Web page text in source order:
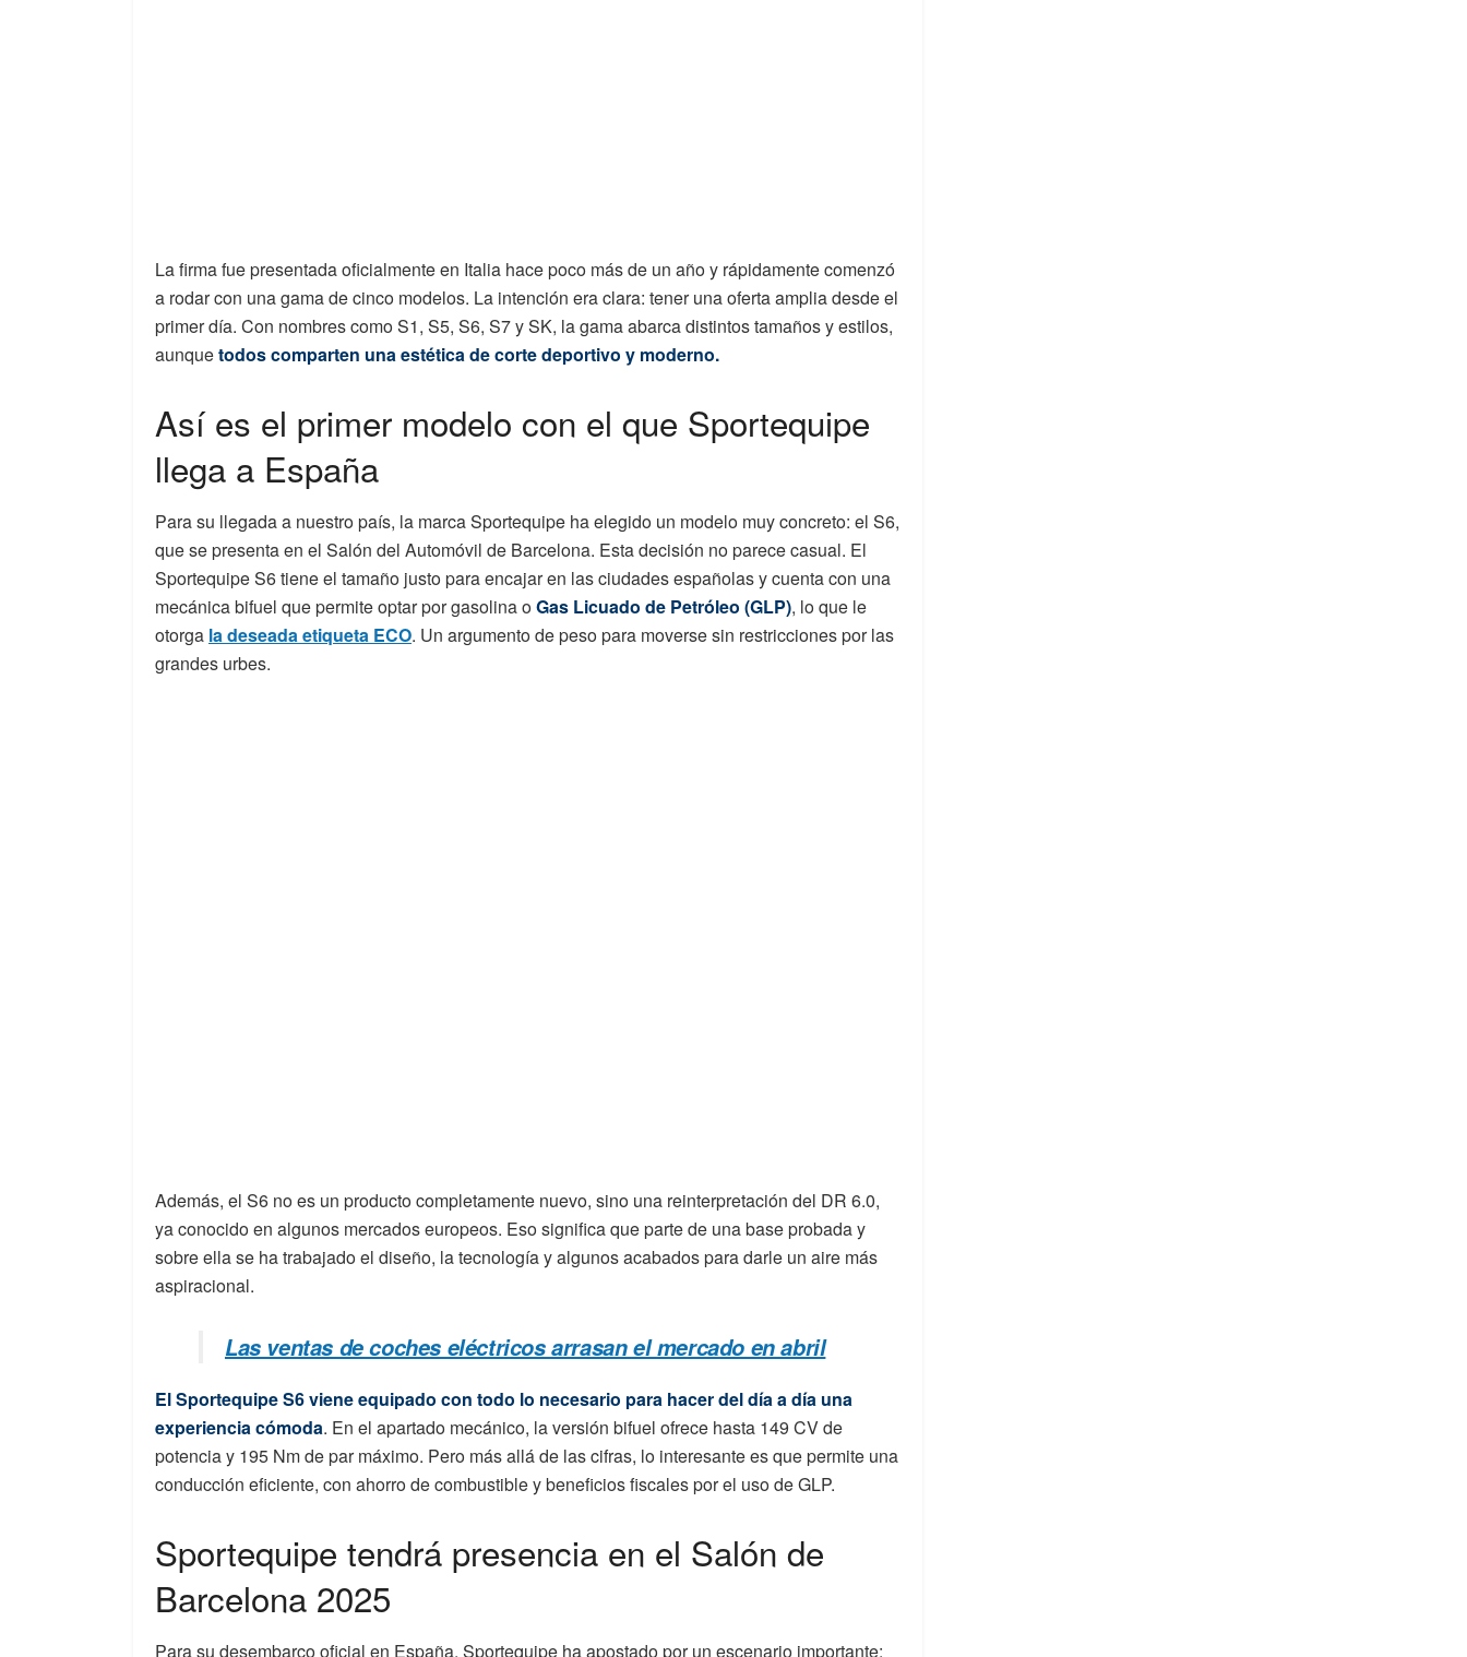
La firma fue presentada oficialmente en Italia hace poco más de un año y rápidamente comenzó
a rodar con una gama de cinco modelos. La intención era clara: tener una oferta amplia desde el
primer día. Con nombres como S1, S5, S6, S7 y SK, la gama abarca distintos tamaños y estilos,
aunquetodos comparten una estética de corte deportivo y moderno.
Así es el primer modelo con el que Sportequipe
llega a España
Para su llegada a nuestro país, la marca Sportequipe ha elegido un modelo muy concreto: el S6,
que se presenta en el Salón del Automóvil de Barcelona. Esta decisión no parece casual. El
Sportequipe S6 tiene el tamaño justo para encajar en las ciudades españolas y cuenta con una
mecánica bifuel que permite optar por gasolina oGas Licuado de Petróleo (GLP), lo que le
otorga la deseada etiqueta ECO. Un argumento de peso para moverse sin restricciones por las
grandes urbes.
Además, el S6 no es un producto completamente nuevo, sino una reinterpretación del DR 6.0,
ya conocido en algunos mercados europeos. Eso significa que parte de una base probada y
sobre ella se ha trabajado el diseño, la tecnología y algunos acabados para darle un aire más
aspiracional.
Las ventas de coches eléctricos arrasan el mercado en abril
El Sportequipe S6 viene equipado con todo lo necesario para hacer del día a día una
experiencia cómoda. En el apartado mecánico, la versión bifuel ofrece hasta 149 CV de
potencia y 195 Nm de par máximo. Pero más allá de las cifras, lo interesante es que permite una
conducción eficiente, con ahorro de combustible y beneficios fiscales por el uso de GLP.
Sportequipe tendrá presencia en el Salón de
Barcelona 2025
Para su desembarco oficial en España, Sportequipe ha apostado por un escenario importante: